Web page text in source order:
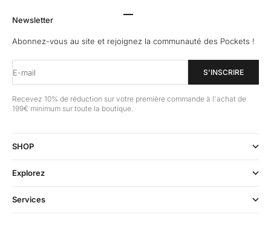
Newsletter
Abonnez-vous au site et rejoignez la communauté des Pockets !
E-mail S'INSCRIRE
Recevez 10% de réduction sur votre première commande à l'achat de
199€ minimum sur toute la boutique.
SHOP
Explorez
Services